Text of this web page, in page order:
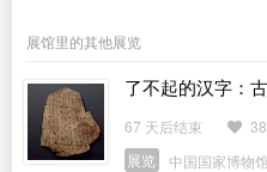
展馆里的其他展览
了不起的汉字：
「十四五」成果展
67 天后结束
展览
中国国家博物